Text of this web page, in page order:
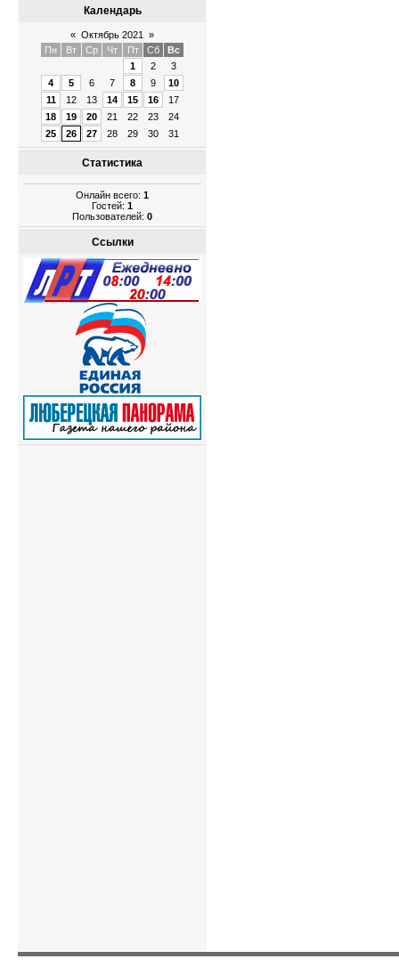
Календарь
« Октябрь 2021
»
Пн
Вт Ср Чт Пт Сб
Вс
1
2
3
4
5 6 7 8 9
10
11
12 13 14 15 16
17
18
19 20 21 22 23
24
25
26 27 28 29 30 31
Статистика
Онлайн всего: 1
Гостей: 1
Пользователей: 0
Ссылки